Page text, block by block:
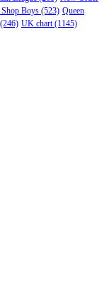
Shop Boys (523) Queen
(246) UK chart(1145)